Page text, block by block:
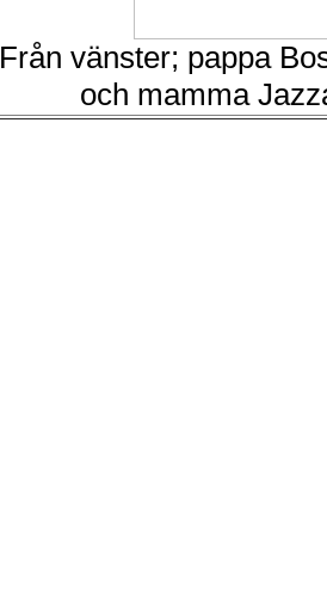
Från vänster; pappa
och mamma